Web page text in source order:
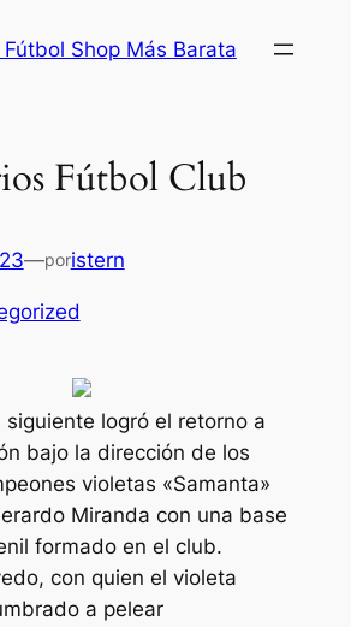
Shop Más Barata
Fútbol Club
—poristern
logró el retorno a
bajo la dirección de los
violetas «Samanta»
Miranda con una base
formado en el club.
con quien el violeta
a pelear